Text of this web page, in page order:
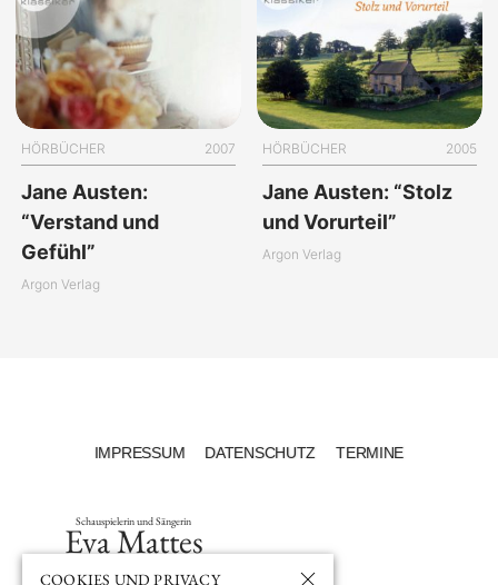
HÖRBÜCHER 2007
Jane Austen:
“Verstand und
Gefühl”
Argon Verlag
HÖRBÜCHER 2005
Jane Austen: “Stolz
und Vorurteil”
Argon Verlag
IMPRESSUM DATENSCHUTZ TERMINE
Schauspielerin und Sängerin
Eva Mattes
COOKIES UND PRIVACY